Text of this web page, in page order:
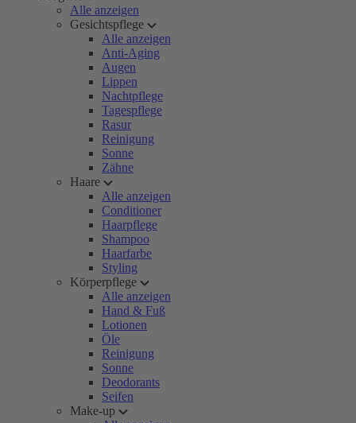
Alle anzeigen
Gesichtspflege
Alle anzeigen
Anti-Aging
Augen
Lippen
Nachtpflege
Tagespflege
Rasur
Reinigung
Sonne
Zähne
Haare
Alle anzeigen
Conditioner
Haarpflege
Shampoo
Haarfarbe
Styling
Körperpflege
Alle anzeigen
Hand & Fuß
Lotionen
Öle
Reinigung
Sonne
Deodorants
Seifen
Make-up